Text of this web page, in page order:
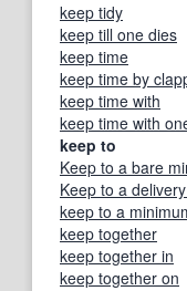
keep tidy
keep till one dies
keep time
keep time by
keep time with
keep time with
keep to
Keep to a bare
Keep to a
keep to a
keep together
keep together in
keep together on